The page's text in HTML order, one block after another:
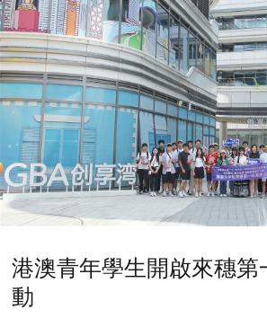
港澳青年學生開啟來穗第
動